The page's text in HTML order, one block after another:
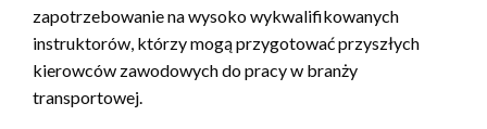
zapotrzebowanie na wysoko wykwalifikowanych
instruktorów, którzy mogą przygotować przyszłych
kierowców zawodowych do pracy w branży
transportowej.